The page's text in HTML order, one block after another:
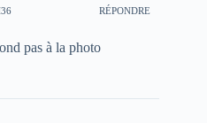
RÉPONDRE
pas à la photo